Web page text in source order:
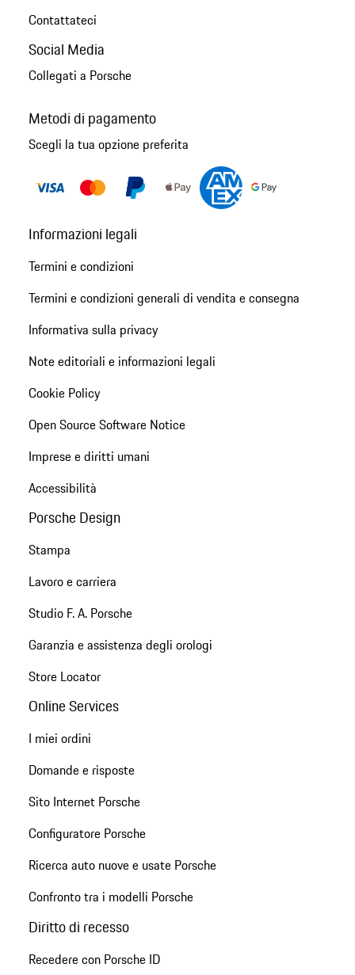
Contattateci
Social Media
Collegati a Porsche
Metodi di pagamento
Scegli la tua opzione preferita
Informazioni legali
Termini e condizioni
Termini e condizioni generali di vendita e consegna
Informativa sulla privacy
Note editoriali e informazioni legali
Cookie Policy
Open Source Software Notice
Imprese e diritti umani
Accessibilità
Porsche Design
Stampa
Lavoro e carriera
Studio F. A. Porsche
Garanzia e assistenza degli orologi
Store Locator
Online Services
I miei ordini
Domande e risposte
Sito Internet Porsche
Configuratore Porsche
Ricerca auto nuove e usate Porsche
Confronto tra i modelli Porsche
Diritto di recesso
Recedere con Porsche ID